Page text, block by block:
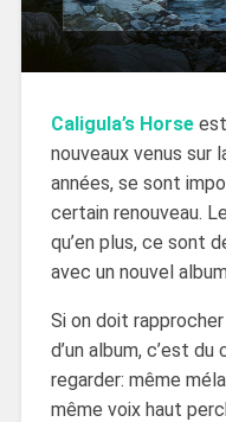
Caligula’s Horseest
nouveaux venus sur
années, se sont
certain renouveau.
qu’en plus, ce sont
avec un nouvel
Si on doit rapprocher
d’un album, c’est du
regarder: même
même voix haut